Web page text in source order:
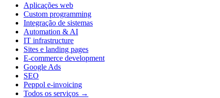
Aplicações web
Custom programming
Integração de sistemas
Automation & AI
IT infrastructure
Sites e landing pages
E-commerce development
Google Ads
SEO
Peppol e-invoicing
Todos os serviços →